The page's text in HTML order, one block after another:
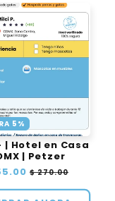
5%
| Hotel en Casa
| Petzer
Precio
oferta
$ 270.00